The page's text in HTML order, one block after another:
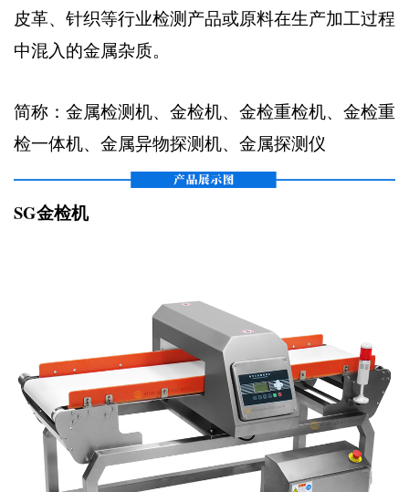
皮革、针织等行业检测产品或原料在生产加工过程
中混入的金属杂质。
简称：金属检测机、金检机、金检重检机、金检重
检一体机、金属异物探测机、金属探测仪
SG金检机